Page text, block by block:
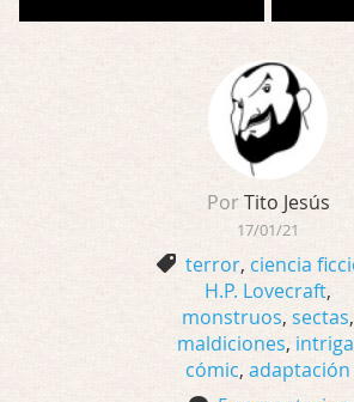
PorTito Jesús
17/01/21
terror, ciencia
H.P. Lovecraft,
monstruos, sectas,
maldiciones, intriga
cómic, adaptación